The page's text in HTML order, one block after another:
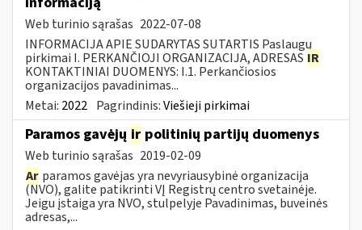
Web turinio sąrašas 2022-07-08
INFORMACIJA APIE SUDARYTAS SUTARTIS Paslaugų
pirkimai I. PERKANČIOJI ORGANIZACIJA, ADRESAS IR
KONTAKTINIAI DUOMENYS: I.1. Perkančiosios
organizacijos pavadinimas...
Metai: 2022 Pagrindinis:Viešieji pirkimai
Paramos gavėjų ir politinių partijų duomenys
Web turinio sąrašas 2019-02-09
Ar paramos gavėjas yra nevyriausybinė organizacija
(NVO), galite patikrinti VĮ Registrų centro svetainėje.
Jeigu įstaiga yra NVO, stulpelyje Pavadinimas, buveinės
adresas,...